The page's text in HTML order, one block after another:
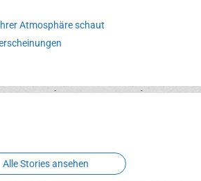
Atmosphäre schaut
Verbotene
Alle Stories ansehen